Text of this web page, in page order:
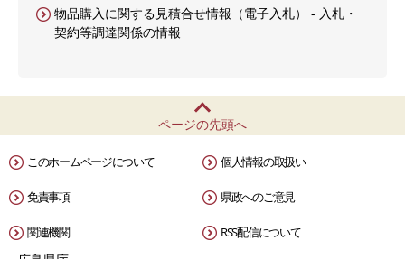
物品購入に関する見積合せ情報（電子入札） - 入札・
契約等調達関係の情報
ページの先頭へ
このホームページについて 個人情報の取扱い
免責事項 県政へのご意見
関連機関 RSS配信について